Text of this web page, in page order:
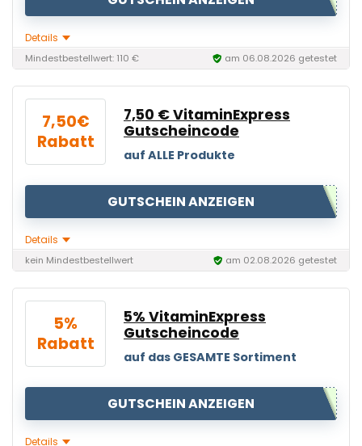
Details
Mindestbestellwert: 110 € am 06.08.2026 getestet
7,50€
Rabatt
7,50 € VitaminExpress
Gutscheincode
auf ALLE Produkte
GUTSCHEIN ANZEIGEN
Details
kein Mindestbestellwert am 02.08.2026 getestet
5%
Rabatt
5% VitaminExpress
Gutscheincode
auf das GESAMTE Sortiment
GUTSCHEIN ANZEIGEN
Details